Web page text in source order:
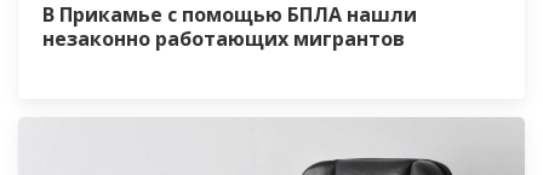
В Прикамье с помощью БПЛА нашли
незаконно работающих мигрантов